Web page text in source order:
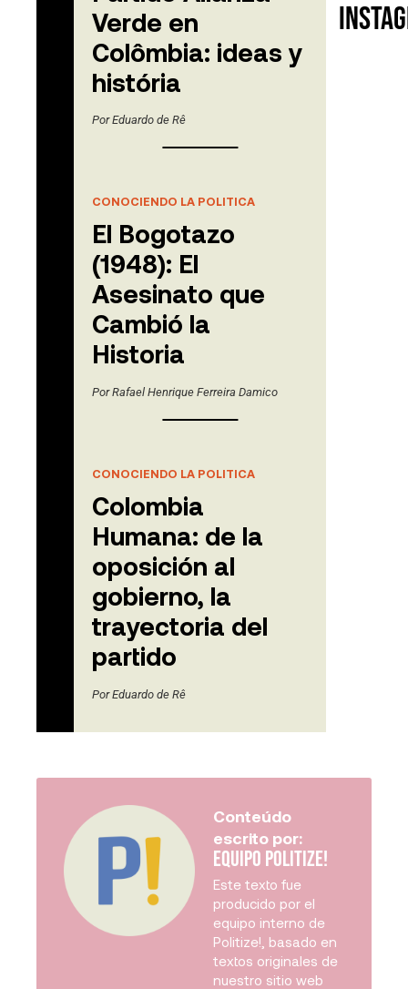
Verde en
Colômbia: ideas y
história
PorEduardo de Rê
CONOCIENDO LA POLITICA
El Bogotazo
(1948): El
Asesinato que
Cambió la
Historia
PorRafael Henrique Ferreira Damico
CONOCIENDO LA POLITICA
Colombia
Humana: de la
oposición al
gobierno, la
trayectoria del
partido
PorEduardo de Rê
Conteúdo
escrito por:
Equipo Politize!
Este texto fue
producido por el
equipo interno de
Politize!, basado en
textos originales de
nuestro sitio web